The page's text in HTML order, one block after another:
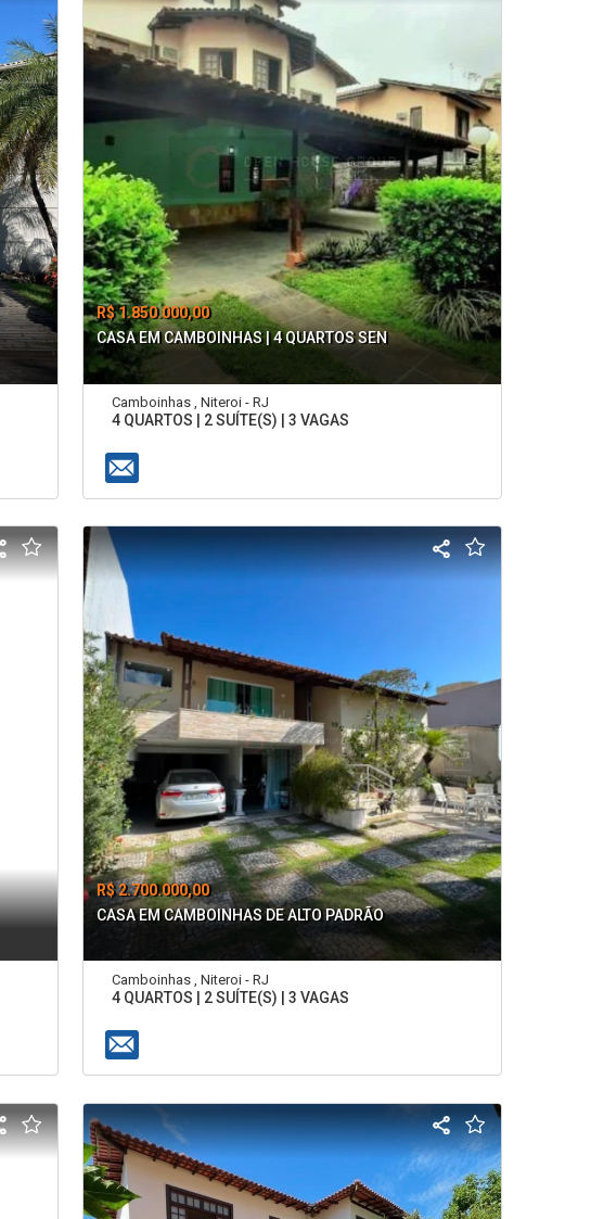
R$ 1.850.000,00
CASA EM CAMBOINHAS | 4 QUARTOS SEN
Camboinhas , Niteroi - RJ
4 QUARTOS | 2 SUÍTE(S) | 3 VAGAS
R$ 2.700.000,00
CASA EM CAMBOINHAS DE ALTO PADRÃO
Camboinhas , Niteroi - RJ
4 QUARTOS | 2 SUÍTE(S) | 3 VAGAS